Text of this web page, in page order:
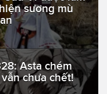
sương mù
Asta chém
chưa chết!